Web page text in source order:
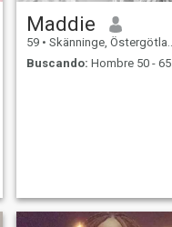
Maddie
59 • Skänninge, Östergötland, Suecia
Buscando: Hombre 50 - 65